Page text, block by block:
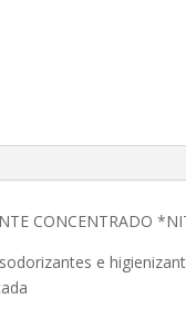
CONCENTRADO
e